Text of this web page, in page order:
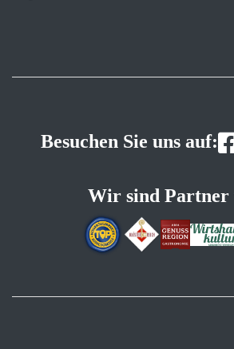
Besuchen Sie uns auf:
Wir sind Partner